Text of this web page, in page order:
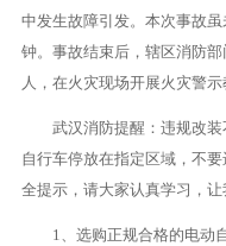
中发生故障引发。本次事故
钟。事故结束后，辖区消防
人，在火灾现场开展火灾警示
武汉消防提醒：违规改
自行车停放在指定区域，不
全提示，请大家认真学习，让
1、选购正规合格的电动